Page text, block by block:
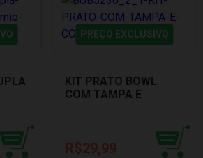
PREÇO EXCLUSIVO
KIT PRATO BOWL
COM TAMPA E
R$29,99